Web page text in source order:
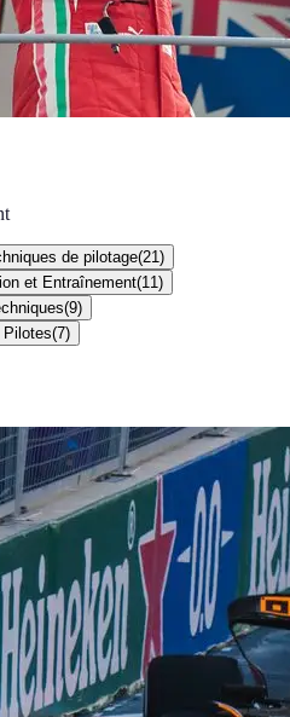
de pilotage(21 )
et Entraînement(11 )
(9)
Pilotes(7)